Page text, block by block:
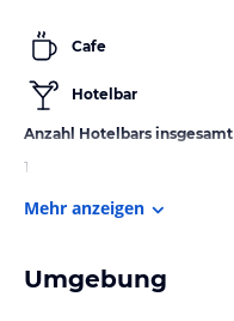
Cafe
Hotelbar
Anzahl Hotelbars insgesamt
1
Mehr anzeigen
Umgebung